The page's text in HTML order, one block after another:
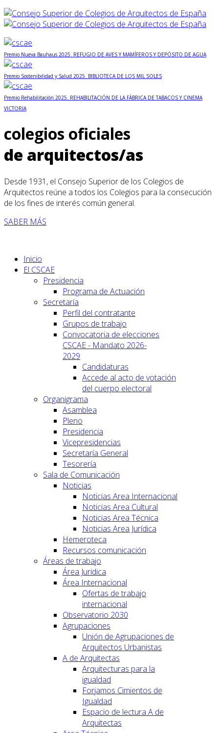
Premio Nueva Bauhaus 2025. REFUGIO DE AVES Y MAMÍFEROS Y DEPÓSITO DE AGUA
Premio Sostenibilidad y Salud 2025. BIBLIOTECA DE LOS MIL SOLES
Premio Rehabilitación 2025. REHABILITACIÓN DE LA FÁBRICA DE TABACOS Y CINEMA
VICTORIA
colegios oficiales
de arquitectos/as
Desde 1931, el Consejo Superior de los Colegios de
Arquitectos reúne a todos los Colegios para la consecución
de los fines de interés común general.
SABER MÁS
Inicio
El CSCAE
Presidencia
Programa de Actuación
Secretaría
Perfil del contratante
Grupos de trabajo
Convocatoria de elecciones
CSCAE - Mandato 2026-
2029
Candidaturas
Accede al acto de votación
del cuerpo electoral
Organigrama
Asamblea
Pleno
Presidencia
Vicepresidencias
Secretaría General
Tesorería
Sala de Comunicación
Noticias
Noticias Area Internacional
Noticias Area Cultural
Noticias Area Técnica
Noticias Area Jurídica
Hemeroteca
Recursos comunicación
Áreas de trabajo
Área Jurídica
Área Internacional
Ofertas de trabajo
internacional
Observatorio 2030
Agrupaciones
Unión de Agrupaciones de
Arquitectos Urbanistas
A de Arquitectas
Arquitecturas para la
igualdad
Forjamos Cimientos de
Igualdad
Espacio de lectura A de
Arquitectas